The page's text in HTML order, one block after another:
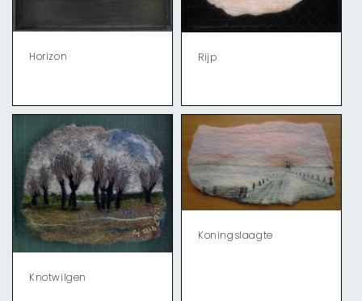
Horizon Rijp
Knotwilgen
Koningslaagte